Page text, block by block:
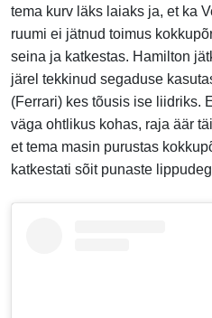
tema kurv läks laiaks ja, et ka
ruumi ei jätnud toimus
seina ja katkestas. Hamilton
järel tekkinud segaduse
(Ferrari) kes tõusis ise liidriks.
väga ohtlikus kohas, raja äär
et tema masin purustas
katkestati sõit punaste